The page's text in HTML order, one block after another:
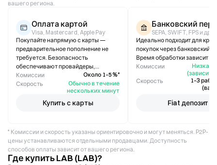
вашего региона.
Оплата картой
Visa, Mastercard, Apple Pay
Покупайте напрямую с карты —
предварительное пополнение не
требуется. Безопасность
обеспечивают провайдеры,
соответствующие стандарту PCI-
DSS.
Комиссии
Около 1–5 %*
Скорость
Обычно в течение
нескольких минут
Купить с карты
Банковский
SEPA, SWIFT, FPS и др.
Идеально подходит для
покупок через банковский
Время обработки зависит от
Комиссии
Низкая /
(зависит
Скорость
1–3
Fiat депозит
* Комиссии и скорость указаны ориентировочно и могут меняться. P2P-
цены устанавливаются отдельными продавцами. Доступность
способов оплаты зависит от вашего региона.
Где купить LAB (LAB)?